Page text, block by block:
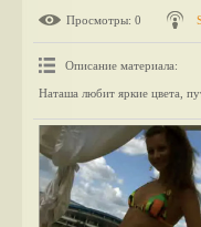
Просмотры: 0
Описание материала:
Наташа любит яркие цвета,